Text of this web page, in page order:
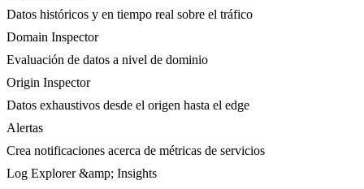
Datos históricos y en tiempo real sobre el tráfico
Domain Inspector
Evaluación de datos a nivel de dominio
Origin Inspector
Datos exhaustivos desde el origen hasta el edge
Alertas
Crea notificaciones acerca de métricas de servicios
Log Explorer &amp; Insights